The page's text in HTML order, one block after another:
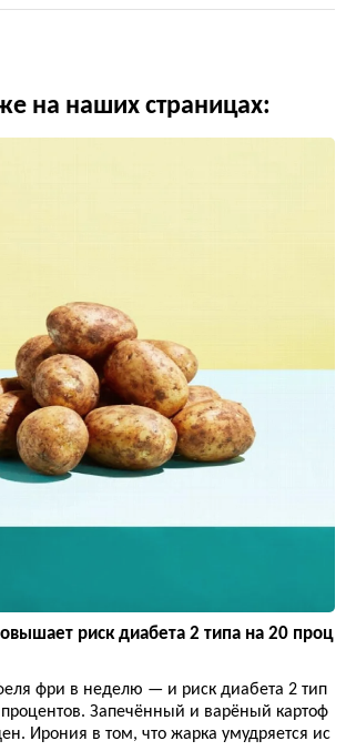
на наших страницах:
риск диабета 2 типа на 20 проц
фри в неделю — и риск диабета 2 тип
Запечённый и варёный картоф
Ирония в том, что жарка умудряется ис